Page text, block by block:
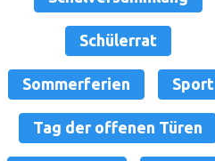
Schülerrat
Sommerferien Sport
Tag der offenen Türen